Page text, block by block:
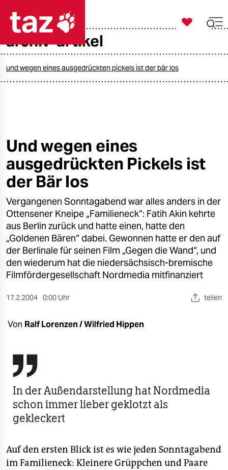
taz zahl ich
öko
gesellschaft
kultur
sport
berlin
nord
wahrheit
verlag
verlag
fragen & hilfe
unterstützen
abo
epaper login

taz zahl ich
archiv-artikel
und wegen eines ausgedrückten pickels ist der bär los
Und wegen eines
ausgedrückten Pickels ist
der Bär los
Vergangenen Sonntagabend war alles anders in der
Ottensener Kneipe „Familieneck“: Fatih Akin kehrte
aus Berlin zurück und hatte einen, hatte den
„Goldenen Bären“ dabei. Gewonnen hatte er den auf
der Berlinale für seinen Film „Gegen die Wand“, und
den wiederum hat die niedersächsisch-bremische
Filmfördergesellschaft Nordmedia mitfinanziert
17.2.2004 0:00 Uhr teilen
Von Ralf Lorenzen / Wilfried Hippen

In der Außendarstellung hat Nordmedia
schon immer lieber geklotzt als
gekleckert
Auf den ersten Blick ist es wie jeden Sonntagabend
im Familieneck: Kleinere Grüppchen und Paare